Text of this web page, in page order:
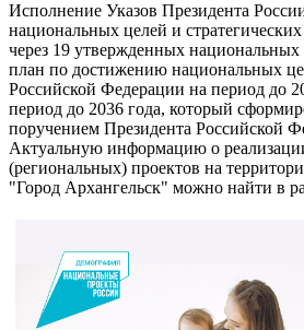
Исполнение Указов Президента
национальных целей и стратегических
через 19 утвержденных
план по достижению национальных
Российской Федерации на период до
период до 2036 года, который
поручением Президента Российской
Актуальную информацию о
(региональных) проектов на
"Город Архангельск" можно найти в